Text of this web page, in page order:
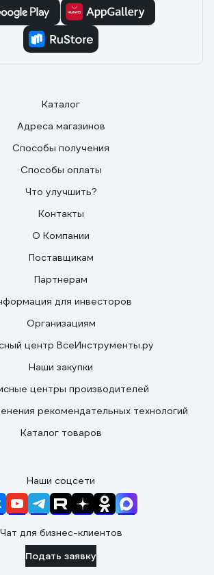
Каталог
Адреса магазинов
Способы получения
Способы оплаты
Что улучшить?
Контакты
О Компании
Поставщикам
Партнерам
для инвесторов
Организациям
центр ВсеИнструменты.ру
Наши закупки
центры производителей
рекомендательных технологий
Каталог товаров
Наши соцсети
Чат для бизнес-клиентов
Подать заявку